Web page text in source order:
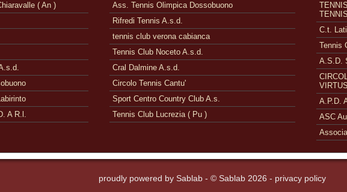
( An )
A R.l.
Ass. Tennis Olimpica Dossobuono
Rifredi Tennis A.s.d.
tennis club verona cabianca
Tennis Club Noceto A.s.d.
Cral Dalmine A.s.d.
Circolo Tennis Cantu'
Sport Centro Country Club A.s.
Tennis Club Lucrezia ( Pu )
C.t.
Tennis
A.S.D.
A.P.D.
ASC
proudly powered by Sablab - © Sablab 2026 - privacy policy